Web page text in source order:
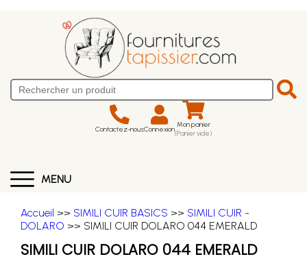
Contactez-nousConnexion Mon panier
(Panier vide)
MENU
Accueil >> SIMILI CUIR BASICS >> SIMILI CUIR -
DOLARO >> SIMILI CUIR DOLARO 044 EMERALD
SIMILI CUIR DOLARO 044 EMERALD